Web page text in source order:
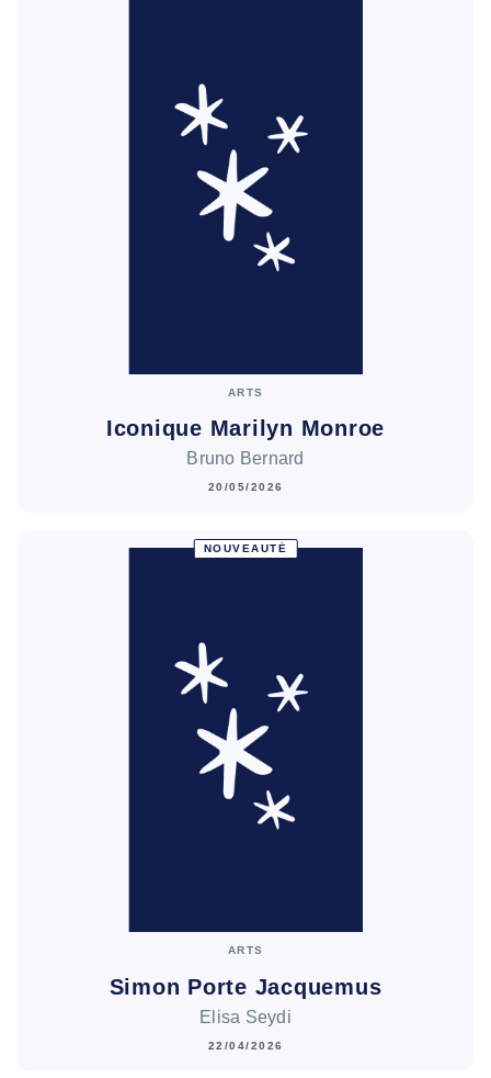
ARTS
Iconique Marilyn Monroe
Bruno Bernard
20/05/2026
NOUVEAUTÉ
ARTS
Simon Porte Jacquemus
Elisa Seydi
22/04/2026